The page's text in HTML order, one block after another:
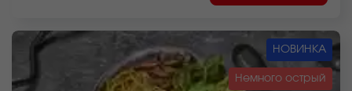
НОВИНКА
Немного острый